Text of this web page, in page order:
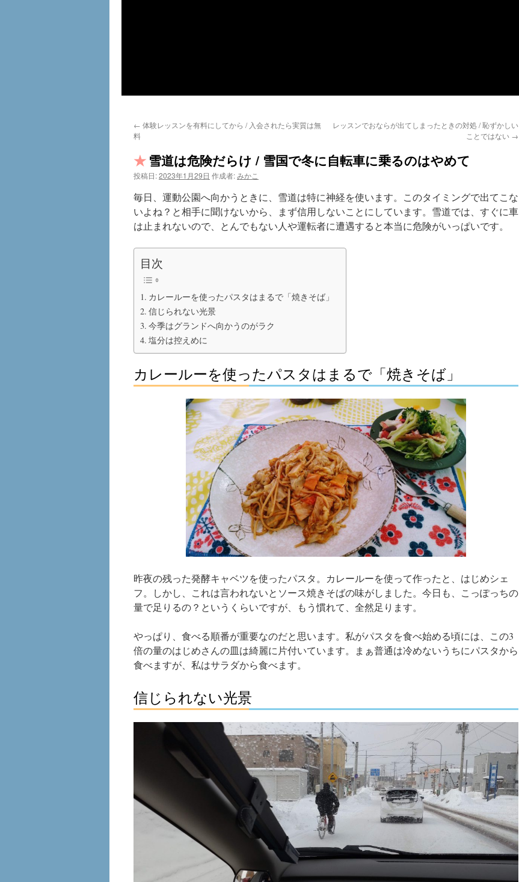
← 体験レッスンを有料にしてから / 入会されたら実質は無
料
レッスンでおならが出てしまったときの対処 / 恥ずかしい
ことではない →
雪道は危険だらけ / 雪国で冬に自転車に乗るのはやめて
投稿日:2023年1月29日 作成者:みかこ
毎日、運動公園へ向かうときに、雪道は特に神経を使います。このタイミングで出てこな
いよね？と相手に聞けないから、まず信用しないことにしています。雪道では、すぐに車
は止まれないので、とんでもない人や運転者に遭遇すると本当に危険がいっぱいです。
目次
カレールーを使ったパスタはまるで「焼きそば」
信じられない光景
今季はグランドへ向かうのがラク
塩分は控えめに
カレールーを使ったパスタはまるで「焼きそば」
昨夜の残った発酵キャベツを使ったパスタ。カレールーを使って作ったと、はじめシェ
フ。しかし、これは言われないとソース焼きそばの味がしました。今日も、こっぽっちの
量で足りるの？というくらいですが、もう慣れて、全然足ります。
やっぱり、食べる順番が重要なのだと思います。私がパスタを食べ始める頃には、この3
倍の量のはじめさんの皿は綺麗に片付いています。まぁ普通は冷めないうちにパスタから
食べますが、私はサラダから食べます。
信じられない光景